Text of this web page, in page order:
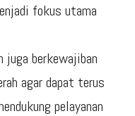
fokus utama
juga berkewajiban
agar dapat terus
pelayanan